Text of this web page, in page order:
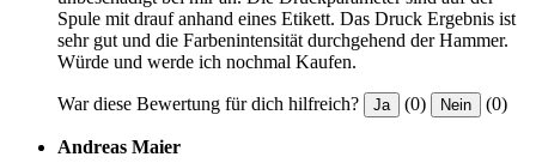
Spule mit drauf anhand eines Etikett. Das Druck Ergebnis ist
sehr gut und die Farbenintensität durchgehend der Hammer.
Würde und werde ich nochmal Kaufen.
War diese Bewertung für dich hilfreich? Ja (0) Nein (0)
Andreas Maier